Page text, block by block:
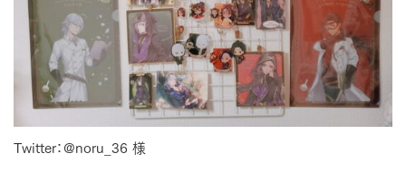
Twitter：@noru_36 様